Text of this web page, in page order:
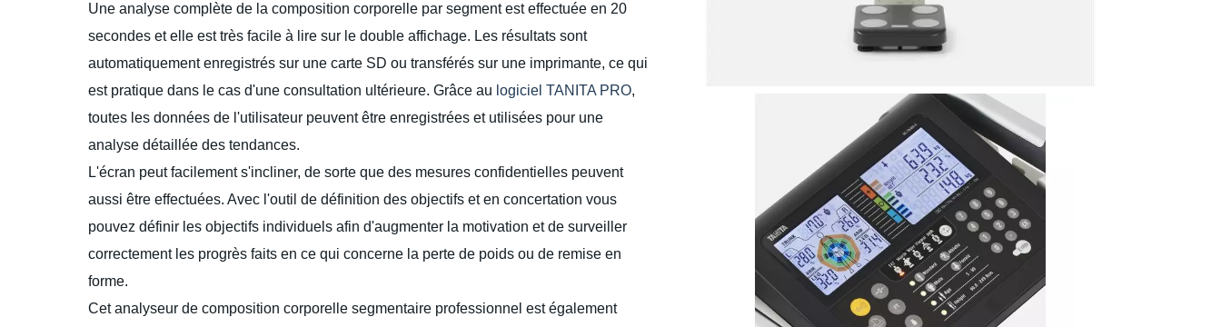
Une analyse complète de la composition corporelle par segment est effectuée en 20
secondes et elle est très facile à lire sur le double affichage. Les résultats sont
automatiquement enregistrés sur une carte SD ou transférés sur une imprimante, ce qui
est pratique dans le cas d'une consultation ultérieure. Grâce au logiciel TANITA PRO,
toutes les données de l'utilisateur peuvent être enregistrées et utilisées pour une
analyse détaillée des tendances.
L'écran peut facilement s'incliner, de sorte que des mesures confidentielles peuvent
aussi être effectuées. Avec l'outil de définition des objectifs et en concertation vous
pouvez définir les objectifs individuels afin d'augmenter la motivation et de surveiller
correctement les progrès faits en ce qui concerne la perte de poids ou de remise en
forme.
Cet analyseur de composition corporelle segmentaire professionnel est également